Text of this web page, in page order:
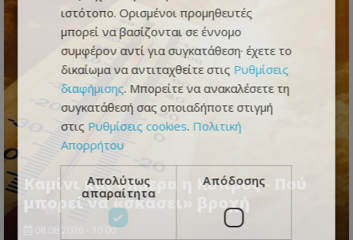
Καμίνι και σήμερα η Κύπρος - Πού
μπορεί να «σκάσει» βροχή
08.08.2026 - 10:00
ιστότοπο. Ορισμένοι προμηθευτές
μπορεί να βασίζονται σε έννομο
συμφέρον αντί για συγκατάθεση· έχετε το
δικαίωμα να αντιταχθείτε στις Ρυθμίσεις
διαφήμισης. Μπορείτε να ανακαλέσετε τη
συγκατάθεσή σας οποιαδήποτε στιγμή
στις Ρυθμίσεις cookies. Πολιτική
Απορρήτου
Απολύτως
απαραίτητα
Απόδοσης